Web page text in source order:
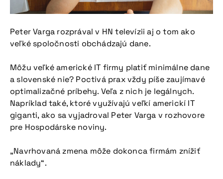
Peter Varga rozprával v HN televízii aj o tom ako
veľké spoločnosti obchádzajú dane.
Môžu veľké americké IT firmy platiť minimálne dane
a slovenské nie? Poctivá prax vždy píše zaujímavé
optimalizačné príbehy. Veľa z nich je legálnych.
Napríklad také, ktoré využívajú veľkí americkí IT
giganti, ako sa vyjadroval Peter Varga v rozhovore
pre Hospodárske noviny.
„Navrhovaná zmena môže dokonca firmám znížiť
náklady“.